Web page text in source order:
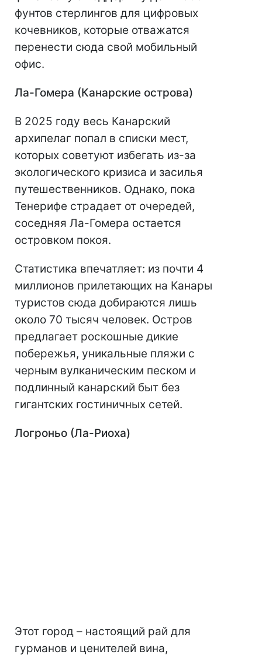
фунтов стерлингов для цифровых
кочевников, которые отважатся
перенести сюда свой мобильный
офис.
Ла-Гомера (Канарские острова)
В 2025 году весь Канарский
архипелаг попал в списки мест,
которых советуют избегать из-за
экологического кризиса и засилья
путешественников. Однако, пока
Тенерифе страдает от очередей,
соседняя Ла-Гомера остается
островком покоя.
Статистика впечатляет: из почти 4
миллионов прилетающих на Канары
туристов сюда добираются лишь
около 70 тысяч человек. Остров
предлагает роскошные дикие
побережья, уникальные пляжи с
черным вулканическим песком и
подлинный канарский быт без
гигантских гостиничных сетей.
Логроньо (Ла-Риоха)
Этот город – настоящий рай для
гурманов и ценителей вина,